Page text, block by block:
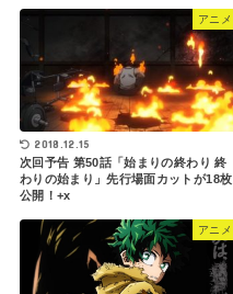
アニメ
2018.12.15
次回予告 第50話「始まりの終わり 終
わりの始まり」先行場面カットが18枚
公開！+x
アニメ